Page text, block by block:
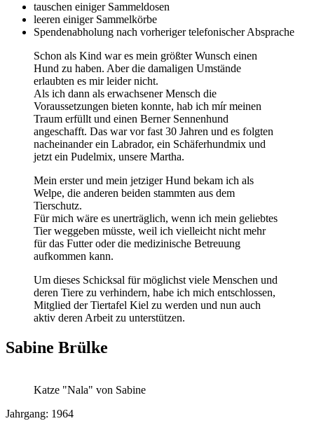
tauschen einiger Sammeldosen
leeren einiger Sammelkörbe
Spendenabholung nach vorheriger telefonischer Absprache
Schon als Kind war es mein größter Wunsch einen
Hund zu haben. Aber die damaligen Umstände
erlaubten es mir leider nicht.
Als ich dann als erwachsener Mensch die
Voraussetzungen bieten konnte, hab ich mír meinen
Traum erfüllt und einen Berner Sennenhund
angeschafft. Das war vor fast 30 Jahren und es folgten
nacheinander ein Labrador, ein Schäferhundmix und
jetzt ein Pudelmix, unsere Martha.
Mein erster und mein jetziger Hund bekam ich als
Welpe, die anderen beiden stammten aus dem
Tierschutz.
Für mich wäre es unerträglich, wenn ich mein geliebtes
Tier weggeben müsste, weil ich vielleicht nicht mehr
für das Futter oder die medizinische Betreuung
aufkommen kann.
Um dieses Schicksal für möglichst viele Menschen und
deren Tiere zu verhindern, habe ich mich entschlossen,
Mitglied der Tiertafel Kiel zu werden und nun auch
aktiv deren Arbeit zu unterstützen.
Sabine Brülke
Katze "Nala" von Sabine
Jahrgang: 1964